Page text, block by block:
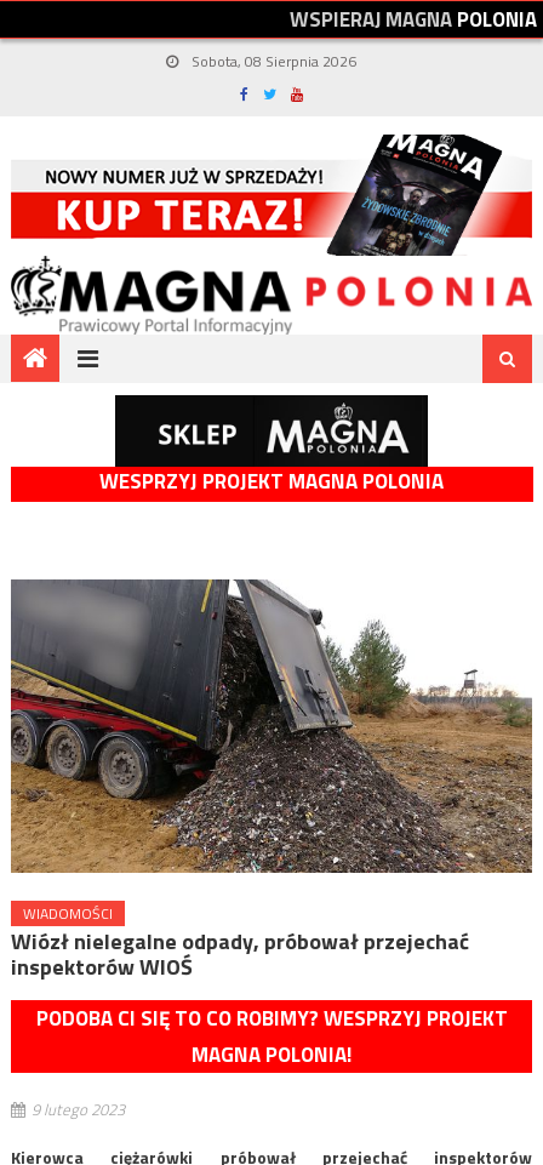
WSPIERAJMAGNAPOLONIA
Sobota, 08 Sierpnia 2026
WESPRZYJ PROJEKT MAGNA POLONIA
WIADOMOŚCI
​Wiózł nielegalne odpady, próbował przejechać
inspektorów WIOŚ
PODOBA CI SIĘ TO CO ROBIMY? WESPRZYJ PROJEKT
MAGNA POLONIA!
9 lutego 2023
Kierowca ciężarówki próbował przejechać inspektorów